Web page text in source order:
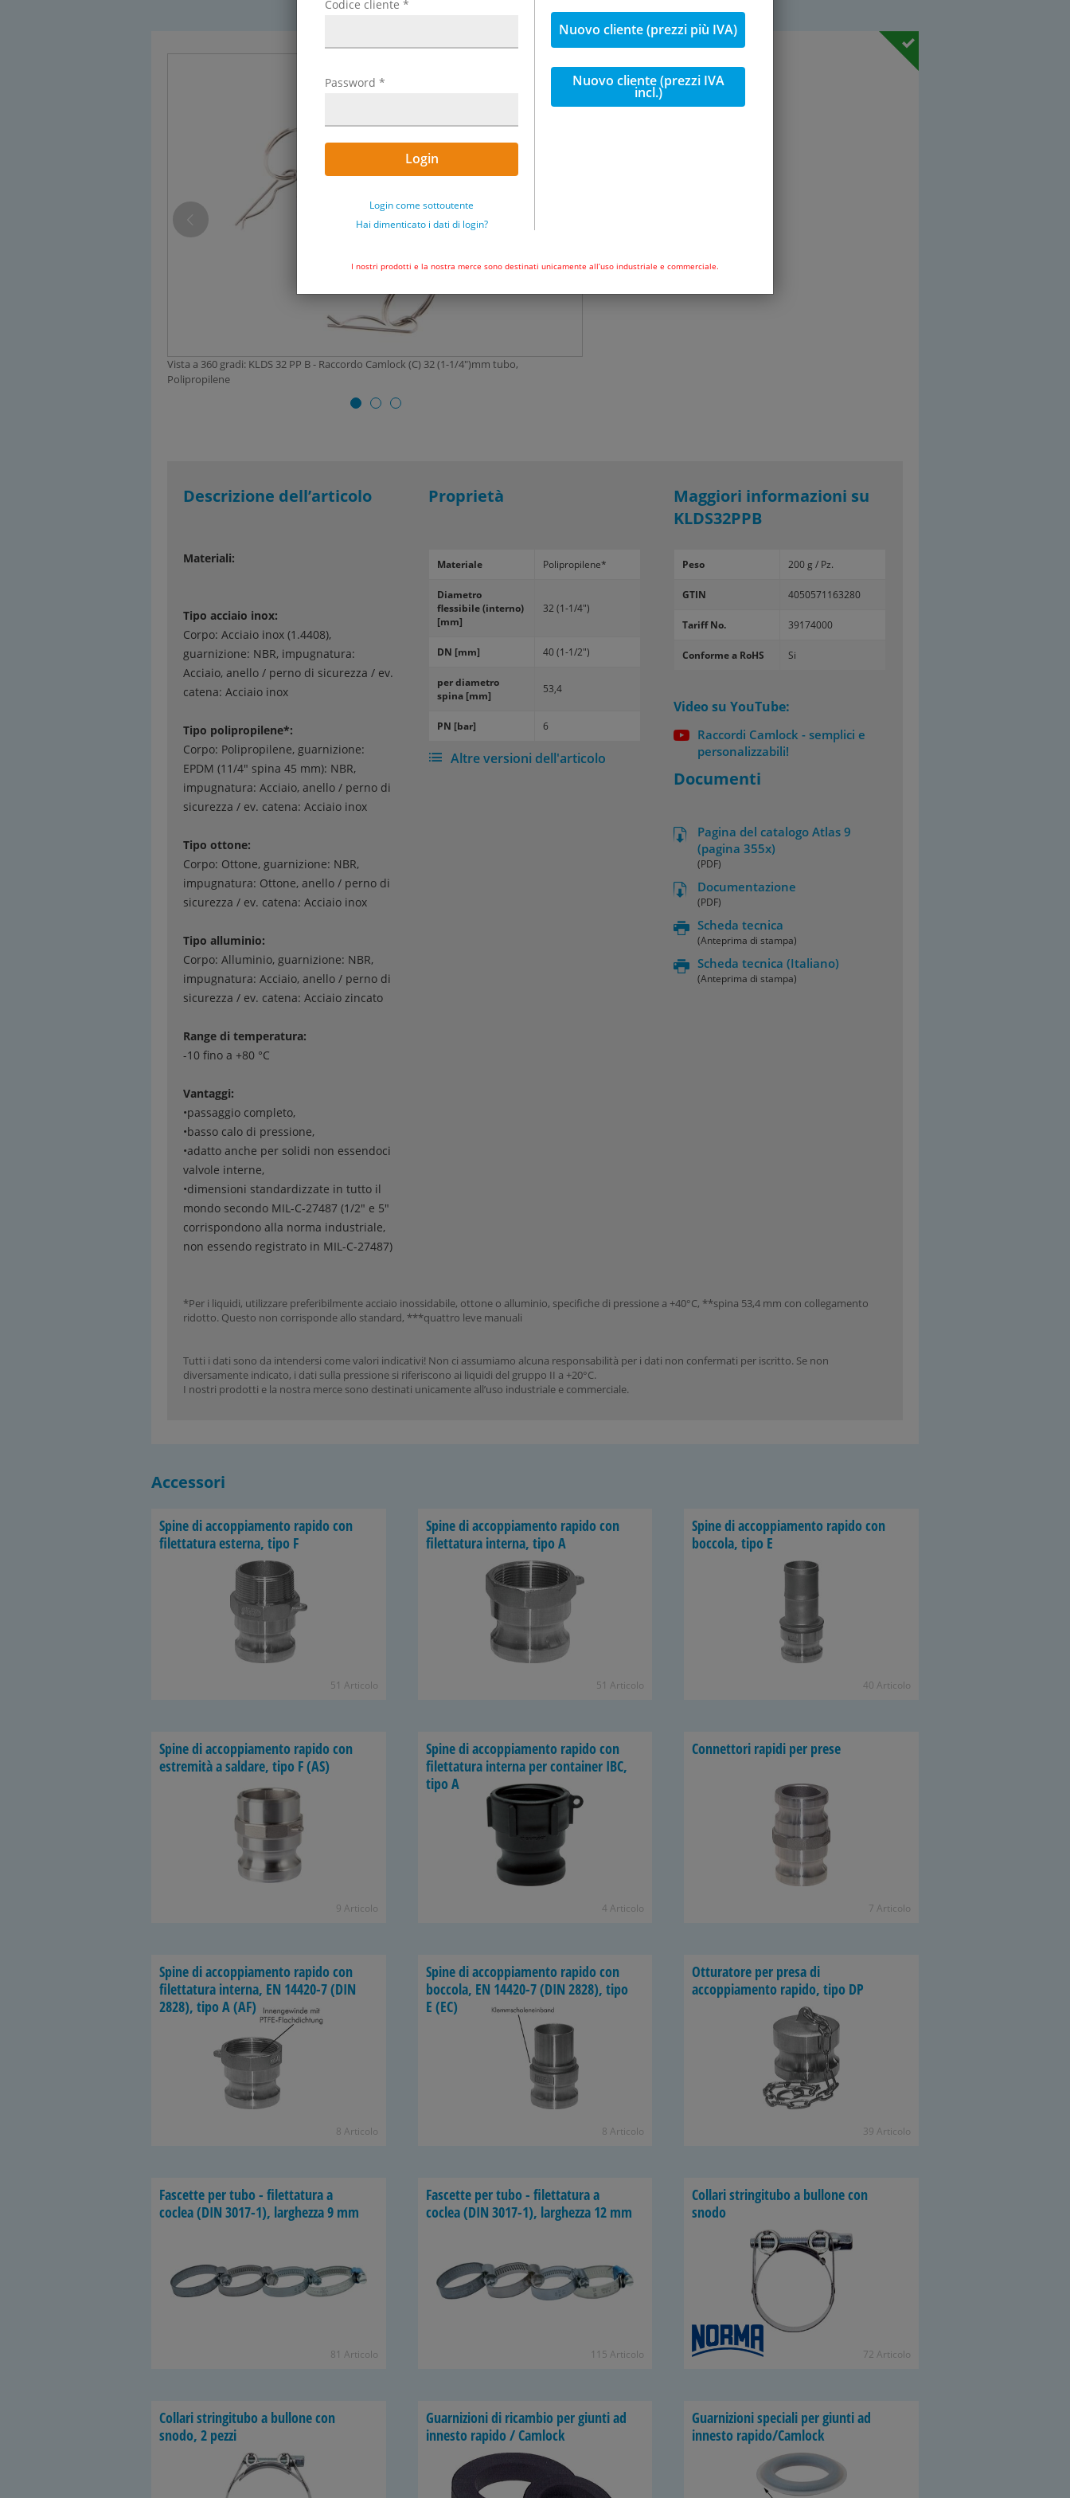
Codice cliente *
Password *
Login
Login come sottoutente
Hai dimenticato i dati di login?
Nuovo cliente (prezzi più IVA)
Nuovo cliente (prezzi IVA
incl.)
I nostri prodotti e la nostra merce sono destinati unicamente all’uso industriale e commerciale.
incl. IVA
Vista a 360 gradi: KLDS 32 PP B - Raccordo Camlock (C) 32 (1-1/4")mm tubo,
Polipropilene
29,65 €
Quantità
Descrizione dell’articolo
Materiali:
Tipo acciaio inox:
Corpo: Acciaio inox (1.4408),
guarnizione: NBR, impugnatura:
Acciaio, anello / perno di sicurezza / ev.
catena: Acciaio inox
Tipo polipropilene*:
Corpo: Polipropilene, guarnizione:
EPDM (11/4" spina 45 mm): NBR,
impugnatura: Acciaio, anello / perno di
sicurezza / ev. catena: Acciaio inox
Tipo ottone:
Corpo: Ottone, guarnizione: NBR,
impugnatura: Ottone, anello / perno di
sicurezza / ev. catena: Acciaio inox
Tipo alluminio:
Corpo: Alluminio, guarnizione: NBR,
impugnatura: Acciaio, anello / perno di
sicurezza / ev. catena: Acciaio zincato
Range di temperatura:
-10 fino a +80 °C
Vantaggi:
•passaggio completo,
•basso calo di pressione,
•adatto anche per solidi non essendoci
valvole interne,
•dimensioni standardizzate in tutto il
mondo secondo MIL-C-27487 (1/2" e 5"
corrispondono alla norma industriale,
non essendo registrato in MIL-C-27487)
Proprietà
Materiale Polipropilene*
Diametro
flessibile (interno)
[mm]
32 (1-1/4")
DN [mm] 40 (1-1/2")
per diametro
spina [mm]
53,4
PN [bar] 6
Altre versioni dell'articolo
Maggiori informazioni su
KLDS32PPB
Peso 200 g / Pz.
GTIN 4050571163280
Tariff No. 39174000
Conforme a RoHS Si
Video su YouTube:
Raccordi Camlock - semplici e
personalizzabili!
Documenti
Pagina del catalogo Atlas 9
(pagina 355x)
(PDF)
Documentazione
(PDF)
Scheda tecnica
(Anteprima di stampa)
Scheda tecnica (Italiano)
(Anteprima di stampa)
*Per i liquidi, utilizzare preferibilmente acciaio inossidabile, ottone o alluminio, specifiche di pressione a +40°C, **spina 53,4 mm con collegamento
ridotto. Questo non corrisponde allo standard, ***quattro leve manuali
Tutti i dati sono da intendersi come valori indicativi! Non ci assumiamo alcuna responsabilità per i dati non confermati per iscritto. Se non
diversamente indicato, i dati sulla pressione si riferiscono ai liquidi del gruppo II a +20°C.
I nostri prodotti e la nostra merce sono destinati unicamente all’uso industriale e commerciale.
Accessori
Spine di accoppiamento rapido con
filettatura esterna, tipo F
51 Articolo
Spine di accoppiamento rapido con
filettatura interna, tipo A
51 Articolo
Spine di accoppiamento rapido con
boccola, tipo E
40 Articolo
Spine di accoppiamento rapido con
estremità a saldare, tipo F (AS)
9 Articolo
Spine di accoppiamento rapido con
filettatura interna per container IBC,
tipo A
4 Articolo
Connettori rapidi per prese
7 Articolo
Spine di accoppiamento rapido con
filettatura interna, EN 14420-7 (DIN
2828), tipo A (AF)
8 Articolo
Spine di accoppiamento rapido con
boccola, EN 14420-7 (DIN 2828), tipo
E (EC)
8 Articolo
Otturatore per presa di
accoppiamento rapido, tipo DP
39 Articolo
Fascette per tubo - filettatura a
coclea (DIN 3017-1), larghezza 9 mm
81 Articolo
Fascette per tubo - filettatura a
coclea (DIN 3017-1), larghezza 12 mm
115 Articolo
Collari stringitubo a bullone con
snodo
72 Articolo
Collari stringitubo a bullone con
snodo, 2 pezzi
Guarnizioni di ricambio per giunti ad
innesto rapido / Camlock
Guarnizioni speciali per giunti ad
innesto rapido/Camlock